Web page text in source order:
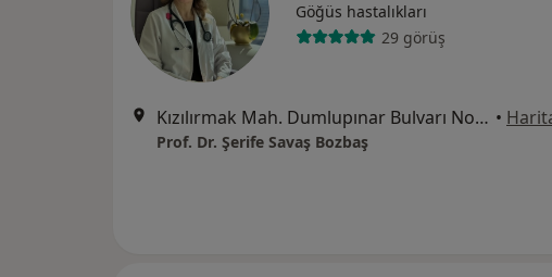
Göğüs hastalıkları
29 görüş
Kızılırmak Mah. Dumlupınar Bulvarı No:9 YDA Center A1 Blok Kat:12 No:522, Ankara •
Prof. Dr. Şerife Savaş Bozbaş